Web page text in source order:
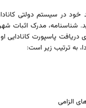
در سیستم دولتی
شناسنامه، مدرک اثبات
دریافت پاسپورت کانادایی
به ترتیب زیر است:
الزامی